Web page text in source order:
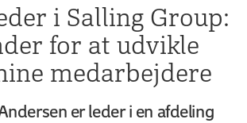
i Salling Group:
for at udvikle
medarbejdere
er leder i en afdeling